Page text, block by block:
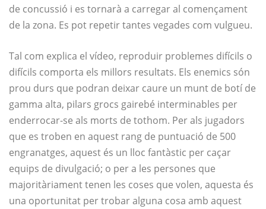
de concussió i es tornarà a carregar al començament
de la zona. Es pot repetir tantes vegades com vulgueu.
Tal com explica el vídeo, reproduir problemes difícils o
difícils comporta els millors resultats. Els enemics són
prou durs que podran deixar caure un munt de botí de
gamma alta, pilars grocs gairebé interminables per
enderrocar-se als morts de tothom. Per als jugadors
que es troben en aquest rang de puntuació de 500
engranatges, aquest és un lloc fantàstic per caçar
equips de divulgació; o per a les persones que
majoritàriament tenen les coses que volen, aquesta és
una oportunitat per trobar alguna cosa amb aquest